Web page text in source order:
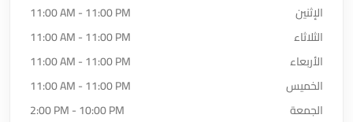
الإثنين
11:00 AM - 11:00 PM
الثلاثاء
11:00 AM - 11:00 PM
الأربعاء
11:00 AM - 11:00 PM
الخميس
11:00 AM - 11:00 PM
الجمعة
2:00 PM - 10:00 PM